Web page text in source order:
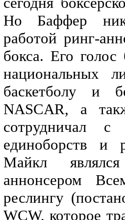
Но Баффер
работой ринг-
бокса. Его
национальных
баскетболу и
NASCAR, а
сотрудничал с
единоборств и
Майкл
аннонсером
реслингу
WCW, которое